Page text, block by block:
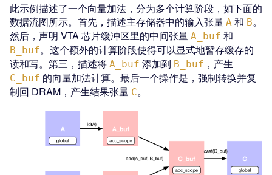
此示例描述了一个向量加法，分为多个计算阶段，如下面的
数据流图所示。首先，描述主存储器中的输入张量 A 和 B。
然后，声明 VTA 芯片缓冲区里的中间张量 A_buf 和
B_buf。这个额外的计算阶段使得可以显式地暂存缓存的
读和写。第三，描述将 A_buf 添加到 B_buf ，产生
C_buf 的向量加法计算。最后一个操作是，强制转换并复
制回 DRAM，产生结果张量 C。